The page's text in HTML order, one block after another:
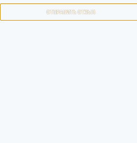
ОТПРАВИТЬ ОТЗЫВ